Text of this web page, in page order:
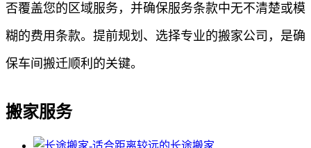
否覆盖您的区域服务，并确保服务条款中无不清楚或模
糊的费用条款。提前规划、选择专业的搬家公司，是确
保车间搬迁顺利的关键。
搬家服务